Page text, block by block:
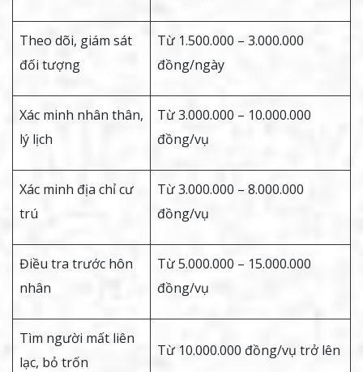
Theo dõi, giám sát
đối tượng
Từ 1.500.000 – 3.000.000
đồng/ngày
Xác minh nhân thân,
lý lịch
Từ 3.000.000 – 10.000.000
đồng/vụ
Xác minh địa chỉ cư
trú
Từ 3.000.000 – 8.000.000
đồng/vụ
Điều tra trước hôn
nhân
Từ 5.000.000 – 15.000.000
đồng/vụ
Tìm người mất liên
lạc, bỏ trốn
Từ 10.000.000 đồng/vụ trở lên